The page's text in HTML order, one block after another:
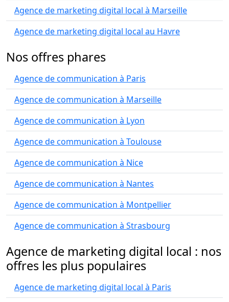
Agence de marketing digital local à Marseille
Agence de marketing digital local au Havre
Nos offres phares
Agence de communication à Paris
Agence de communication à Marseille
Agence de communication à Lyon
Agence de communication à Toulouse
Agence de communication à Nice
Agence de communication à Nantes
Agence de communication à Montpellier
Agence de communication à Strasbourg
Agence de marketing digital local : nos
offres les plus populaires
Agence de marketing digital local à Paris